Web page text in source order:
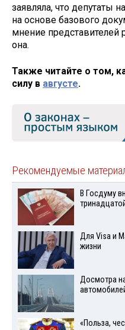
заявляла, что депутаты
на основе базового
мнение представителей
она.
Также читайте о том,
силу в августе.
Рекомендуемые
В Госдуму
Для Visа и
жизни
Досмотра
«Польза,